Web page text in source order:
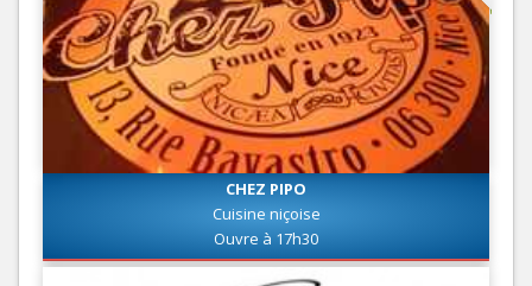
CHEZ PIPO
Cuisine niçoise
Ouvre à 17h30